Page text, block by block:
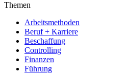
Themen
Arbeitsmethoden
Beruf + Karriere
Beschaffung
Controlling
Finanzen
Führung